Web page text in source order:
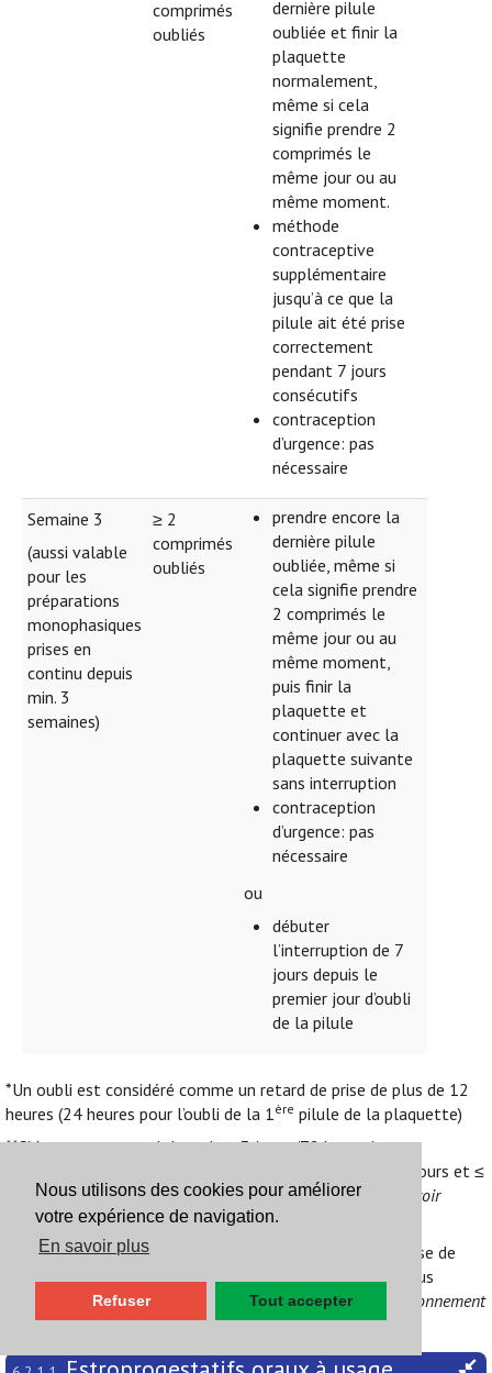
Nous utilisons des cookies pour améliorer
votre expérience de navigation.
En savoir plus
Refuser Tout accepter
comprimés
oubliés
dernière pilule
oubliée et finir la
plaquette
normalement,
même si cela
signifie prendre 2
comprimés le
même jour ou au
même moment.
méthode
contraceptive
supplémentaire
jusqu’à ce que la
pilule ait été prise
correctement
pendant 7 jours
consécutifs
contraception
d’urgence: pas
nécessaire
Semaine 3
(aussi valable
pour les
préparations
monophasiques
prises en
continu depuis
min. 3
semaines)
≥ 2
comprimés
oubliés
prendre encore la
dernière pilule
oubliée, même si
cela signifie prendre
2 comprimés le
même jour ou au
même moment,
puis finir la
plaquette et
continuer avec la
plaquette suivante
sans interruption
contraception
d’urgence: pas
nécessaire
ou
débuter
l’interruption de 7
jours depuis le
premier jour d’oubli
de la pilule
*Un oubli est considéré comme un retard de prise de plus de 12
heures (24 heures pour l’oubli de la 1ère pilule de la plaquette)
**Si le rapport sexuel date de ≤ 3 jours (72 heures):
lévonorgestrel 1,5 mg. Si le rapport sexuel date de > 3 jours et ≤
5 jours: DIU (ulipristal potentiellement moins efficace,
voir
Positionnement 6.2.4. Contraception d’urgence
En cas de vomissements dans les 3 heures suivant la prise de
lévonorgestrel, reprendre un nouveau comprimé. Pour plus
d’informations sur la contraception d’urgence,voir Positionnement
6.2.4. Contraception d’urgence